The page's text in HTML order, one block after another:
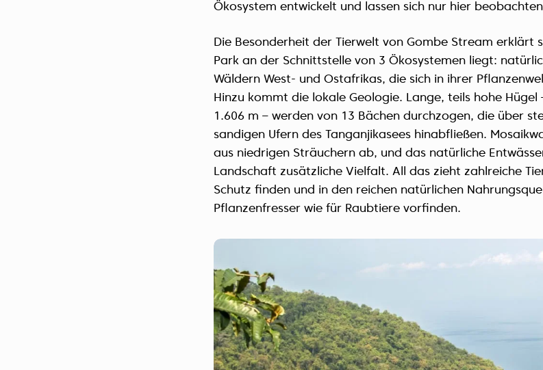
Ökosystem entwickelt und lassen sich nur hier
Die Besonderheit der Tierwelt von Gombe Stream erklärt
Park an der Schnittstelle von 3 Ökosystemen liegt:
Wäldern West- und Ostafrikas, die sich in ihrer
Hinzu kommt die lokale Geologie. Lange, teils hohe
1.606 m – werden von 13 Bächen durchzogen, die über
sandigen Ufern des Tanganjikasees hinabfließen.
aus niedrigen Sträuchern ab, und das natürliche
Landschaft zusätzliche Vielfalt. All das zieht zahlreiche
Schutz finden und in den reichen natürlichen
Pflanzenfresser wie für Raubtiere vorfinden.